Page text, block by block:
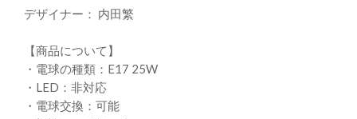
デザイナー： 内田繁
【商品について】
・電球の種類：E17 25W
・LED：非対応
・電球交換：可能